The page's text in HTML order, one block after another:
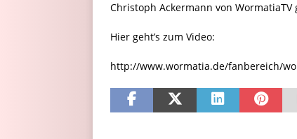
Christoph Ackermann von
Hier geht’s zum Video:
http://www.wormatia.de/fanbereich/